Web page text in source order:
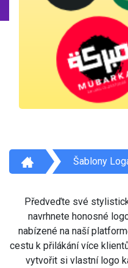
Šablony
Předveďte své
navrhnete honosné
nabízené na naší
cestu k přilákání více
vytvořit si vlastní logo